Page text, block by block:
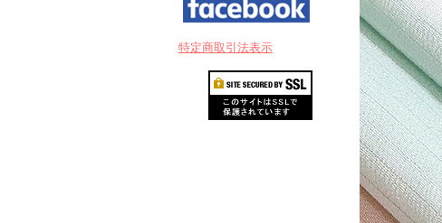
特定商取引法表示